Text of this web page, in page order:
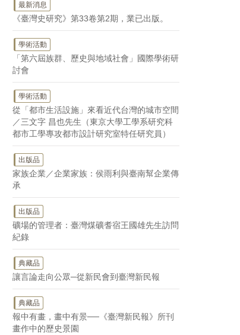
最新消息
《臺灣史研究》第33卷第2期，業已出版。
學術活動
「第六屆族群、歷史與地域社會」國際學術研
討會
學術活動
從「都市生活設施」來看近代台灣的城市空間
／三文字 昌也先生（東京大學工學系研究科
都市工學專攻都市設計研究室特任研究員）
出版品
家族企業／企業家族：侯雨利與臺南幫企業傳
承
出版品
礦場的管理者：臺灣煤礦耆宿王國雄先生訪問
紀錄
典藏品
讓言論走向公眾─從新民會到臺灣新民報
典藏品
報中有畫，畫中有景──《臺灣新民報》所刊
畫作中的歷史景園